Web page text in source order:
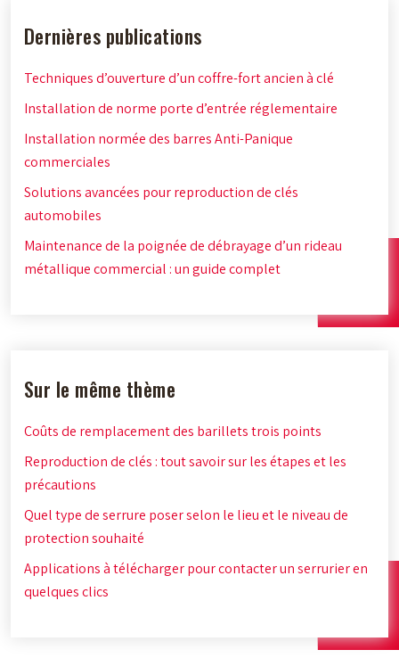
Dernières publications
Techniques d’ouverture d’un coffre-fort ancien à clé
Installation de norme porte d’entrée réglementaire
Installation normée des barres Anti-Panique
commerciales
Solutions avancées pour reproduction de clés
automobiles
Maintenance de la poignée de débrayage d’un rideau
métallique commercial : un guide complet
Sur le même thème
Coûts de remplacement des barillets trois points
Reproduction de clés : tout savoir sur les étapes et les
précautions
Quel type de serrure poser selon le lieu et le niveau de
protection souhaité
Applications à télécharger pour contacter un serrurier en
quelques clics